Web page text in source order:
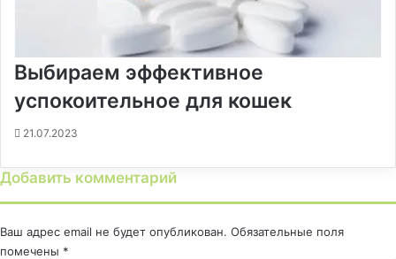
Выбираем эффективное
успокоительное для кошек
21.07.2023
Добавить комментарий
Ваш адрес email не будет опубликован. Обязательные поля
помечены *